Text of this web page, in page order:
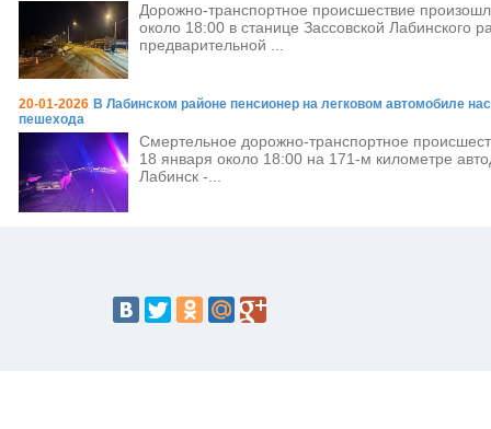
Дорожно-транспортное происшествие
около 18:00 в станице Зассовской Лабинского
предварительной ...
20-01-2026 В Лабинском районе пенсионер на легковом автомобиле
пешехода
Смертельное дорожно-транспортное
18 января около 18:00 на 171-м километре
Лабинск -...